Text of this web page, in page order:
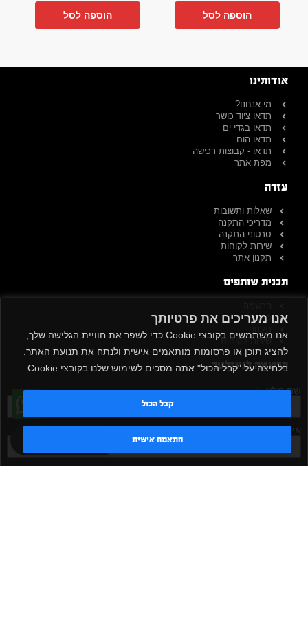
אנו מעריכים את פרטיותך
אנו משתמשים בקובצי Cookie כדי לשפר את חוויית הגלישה שלך,
להציג תוכן או פרסומות מותאמים אישית ולנתח את תנועת האתר.
בלחיצה על "קבל הכול" אתה מסכים לשימוש שלנו בקובצי Cookie.
התאמה אישית
קבל הכול
הוספה לסל הוספה לסל
אודותינו
מי אנחנו?
תדאו ציוד כושר
תדאו בגדי ים
תדאו הום
תדאו - קבוצות רכישה
מפת אתר
עזרה
שאלות ותשובות
מדריכי התקנה
סרטוני התקנה
שירות לקוחות
תקנון אתר
תכנית שותפים
כניסה
שירות לקוחות
הרשמה לניוזלטר
שם מלא
אימייל
אישור קבלת דיוור